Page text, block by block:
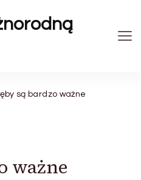
są bardzo ważne
ważne